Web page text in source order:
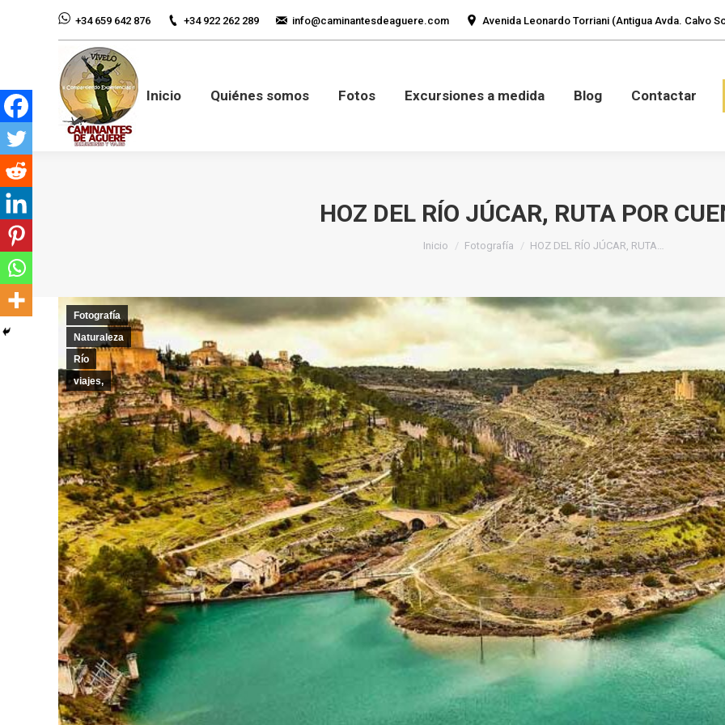
+34 659 642 876 +34 922 262 289 info@caminantesdeaguere.com Avenida Leonardo Torriani (Antigua Avda. Calvo
Inicio Quiénes somos Fotos Excursiones a medida Blog Contactar
HOZ DEL RÍO JÚCAR, RUTA POR
Estás aquí:
Inicio Fotografía HOZ DEL RÍO JÚCAR, RUTA…
Fotografía
Naturaleza
Río
viajes,